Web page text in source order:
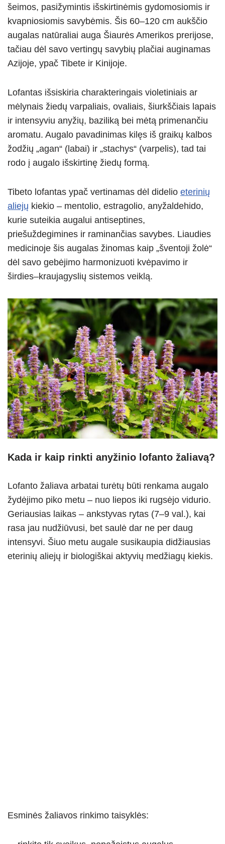
šeimos, pasižymintis išskirtinėmis gydomosiomis ir
kvapniosiomis savybėmis. Šis 60–120 cm aukščio
augalas natūraliai auga Šiaurės Amerikos prerijose,
tačiau dėl savo vertingų savybių plačiai auginamas
Azijoje, ypač Tibete ir Kinijoje.
Lofantas išsiskiria charakteringais violetiniais ar
mėlynais žiedų varpaliais, ovaliais, šiurkščiais lapais
ir intensyviu anyžių, baziliką bei mėtą primenančiu
aromatu. Augalo pavadinimas kilęs iš graikų kalbos
žodžių „agan“ (labai) ir „stachys“ (varpelis), tad tai
rodo į augalo išskirtinę žiedų formą.
Tibeto lofantas ypač vertinamas dėl didelio eterinių
aliejų kiekio – mentolio, estragolio, anyžaldehido,
kurie suteikia augalui antiseptines,
priešuždegimines ir raminančias savybes. Liaudies
medicinoje šis augalas žinomas kaip „šventoji žolė“
dėl savo gebėjimo harmonizuoti kvėpavimo ir
širdies–kraujagyslių sistemos veiklą.
Kada ir kaip rinkti anyžinio lofanto žaliavą?
Lofanto žaliava arbatai turėtų būti renkama augalo
žydėjimo piko metu – nuo liepos iki rugsėjo vidurio.
Geriausias laikas – ankstyvas rytas (7–9 val.), kai
rasa jau nudžiūvusi, bet saulė dar ne per daug
intensyvi. Šiuo metu augale susikaupia didžiausias
eterinių aliejų ir biologiškai aktyvių medžiagų kiekis.
Esminės žaliavos rinkimo taisyklės: